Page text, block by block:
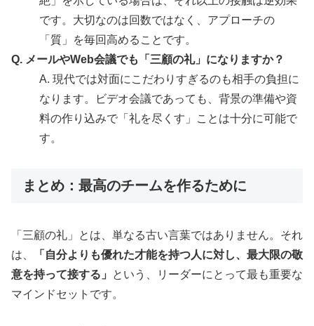
です。大切なのは回数ではなく、アプローチの
「質」を毎回高めることです。
Q. メールやWeb会議でも「三顧の礼」になりますか？
A. 現代では対面にこだわりすぎるのも相手の負担に
なります。ビデオ会議であっても、背景の準備や資
料の作り込みで「礼を尽くす」ことは十分に可能で
す。
まとめ：最高のチームを作るために
「三顧の礼」とは、単なる古い言葉ではありません。それ
は、
「自分よりも優れた才能を持つ人に対し、最大限の敬
意を持って接する」
という、リーダーにとって最も重要な
マインドセットです。